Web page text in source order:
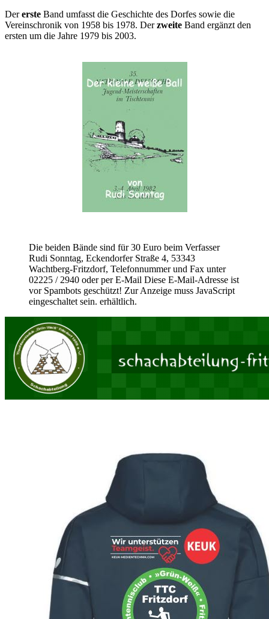
Dererste Band umfasst die Geschichte des Dorfes sowie die
Vereinschronik von 1958 bis 1978. Derzweite Band ergänzt den
ersten um die Jahre 1979 bis 2003.
Die beiden Bände sind für 30 Euro beim Verfasser
Rudi Sonntag, Eckendorfer Straße 4, 53343
Wachtberg-Fritzdorf, Telefonnummer und Fax unter
02225 / 2940 oder per E-Mail Diese E-Mail-Adresse ist
vor Spambots geschützt! Zur Anzeige muss JavaScript
eingeschaltet sein. erhältlich.